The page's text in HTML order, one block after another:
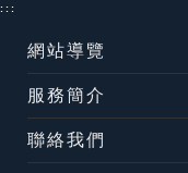
:::
網站導覽
服務簡介
聯絡我們